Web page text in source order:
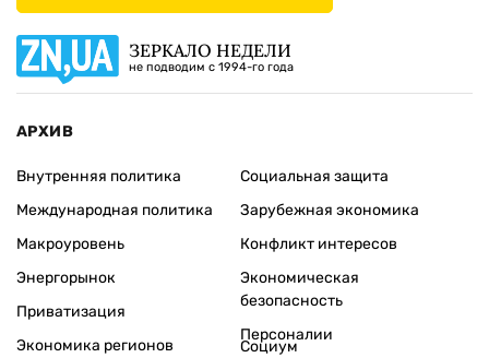
ЗЕРКАЛО НЕДЕЛИ
не подводим с 1994-го года
АРХИВ
Внутренняя политика
Международная политика
Макроуровень
Энергорынок
Приватизация
Экономика регионов
Социальная защита
Зарубежная экономика
Конфликт интересов
Экономическая
безопасность
Персоналии
Социум